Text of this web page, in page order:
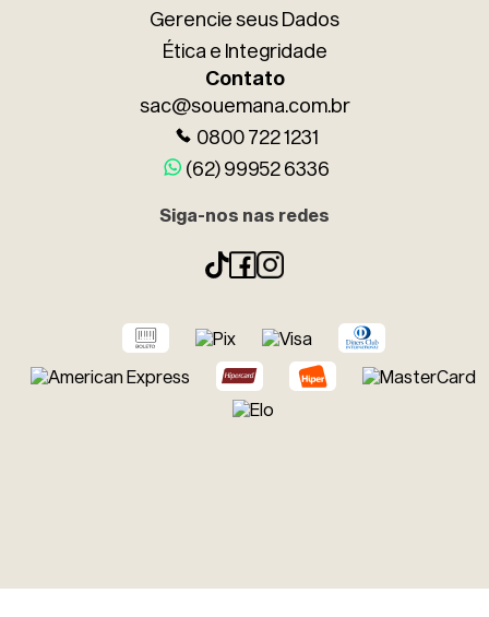
Gerencie seus Dados
Ética e Integridade
Contato
sac@souemana.com.br
0800 722 1231
(62) 99952 6336
Siga-nos nas redes